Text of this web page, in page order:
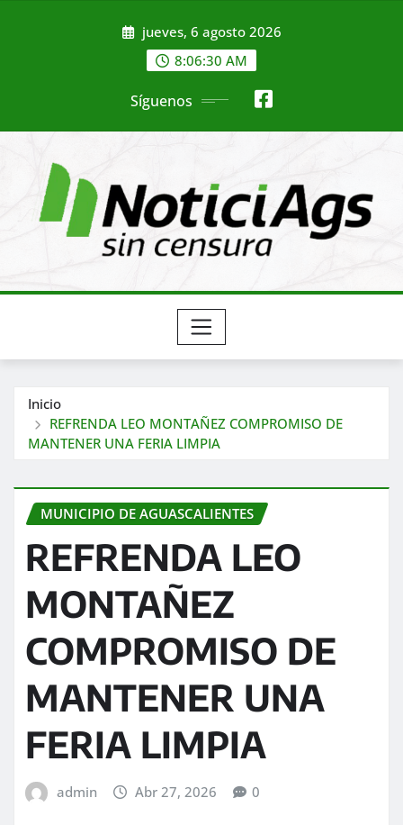
jueves, 6 agosto 2026
8:06:32 AM
Síguenos
Inicio
REFRENDA LEO MONTAÑEZ COMPROMISO DE
MANTENER UNA FERIA LIMPIA
MUNICIPIO DE AGUASCALIENTES
REFRENDA LEO
MONTAÑEZ
COMPROMISO DE
MANTENER UNA
FERIA LIMPIA
admin Abr 27, 2026 0